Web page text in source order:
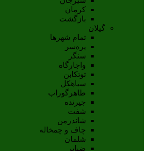
کرمان
بازگشت
گیلان
تمام شهر‌ها
پره‌سر
سنگر
واجارگاه
توتکابن
سیاهکل
طاهرگوراب
جیرنده
شفت
شاندرمن
چاف و چمخاله
شلمان
ضیابر